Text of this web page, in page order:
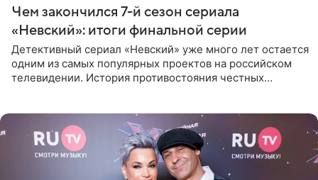
Чем закончился 7-й сезон сериала
«Невский»: итоги финальной серии
Детективный сериал «Невский» уже много лет остается
одним из самых популярных проектов на российском
телевидении. История противостояния честных